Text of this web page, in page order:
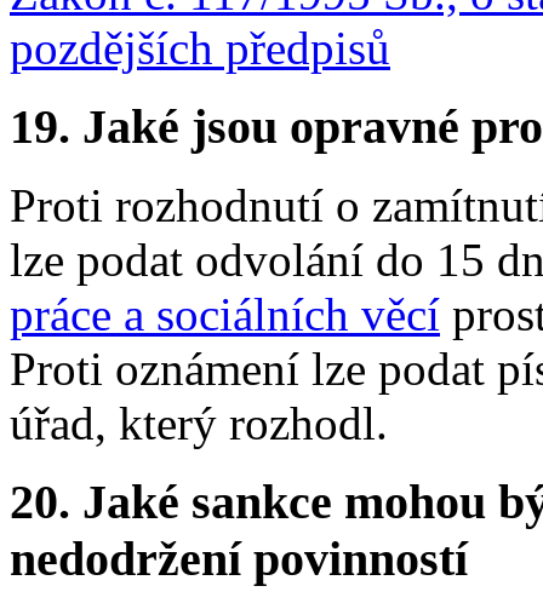
pozdějších předpisů
19. Jaké jsou opravné
Proti rozhodnutí o
lze podat odvolání do 15
práce a sociálních věcí
Proti oznámení lze podat
úřad, který rozhodl.
20. Jaké sankce mohou
nedodržení povinností